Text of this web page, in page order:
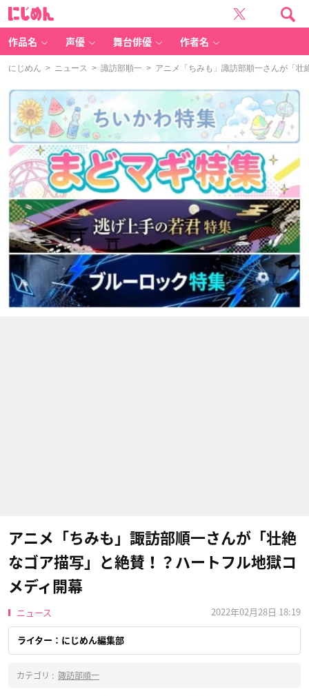
作品名 声優 舞台俳優 作者名
にじめん > ニュース > 諏訪部順一 > アニメ「ちみも」諏訪部順一さんが「壮
アニメ「ちみも」諏訪部順一さんが「壮絶
なゴア描写」と絶賛！？ハートフル地獄コ
メディ開幕
ニュース 2022年02月28日 18:19
ライター：にじめん編集部
カテゴリ : 諏訪部順一